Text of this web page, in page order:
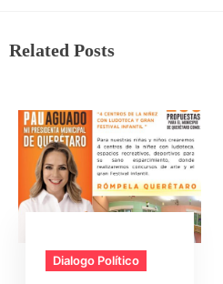
Related Posts
Dialogo Político